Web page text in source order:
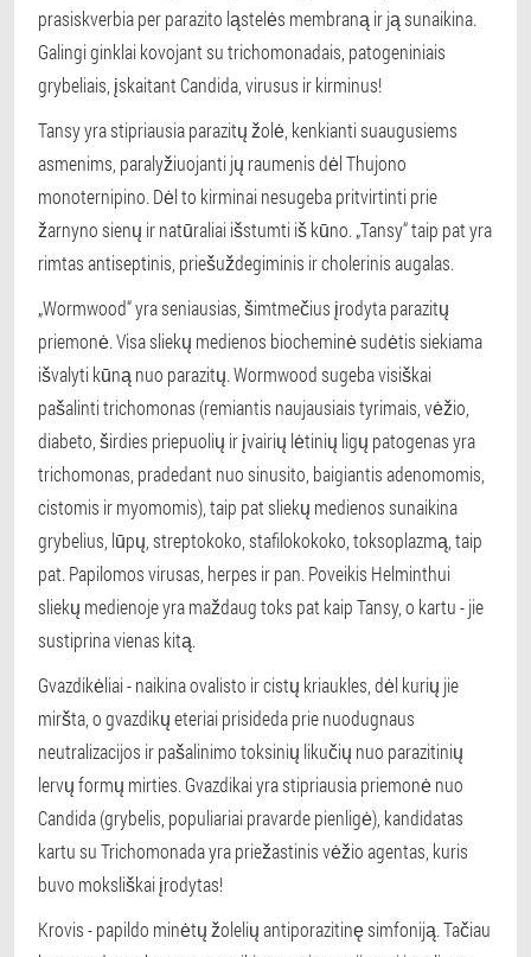
prasiskverbia per parazito ląstelės membraną ir ją sunaikina.
Galingi ginklai kovojant su trichomonadais, patogeniniais
grybeliais, įskaitant Candida, virusus ir kirminus!
Tansy yra stipriausia parazitų žolė, kenkianti suaugusiems
asmenims, paralyžiuojanti jų raumenis dėl Thujono
monoternipino. Dėl to kirminai nesugeba pritvirtinti prie
žarnyno sienų ir natūraliai išstumti iš kūno. „Tansy“ taip pat yra
rimtas antiseptinis, priešuždegiminis ir cholerinis augalas.
„Wormwood“ yra seniausias, šimtmečius įrodyta parazitų
priemonė. Visa sliekų medienos biocheminė sudėtis siekiama
išvalyti kūną nuo parazitų. Wormwood sugeba visiškai
pašalinti trichomonas (remiantis naujausiais tyrimais, vėžio,
diabeto, širdies priepuolių ir įvairių lėtinių ligų patogenas yra
trichomonas, pradedant nuo sinusito, baigiantis adenomomis,
cistomis ir myomomis), taip pat sliekų medienos sunaikina
grybelius, lūpų, streptokoko, stafilokokoko, toksoplazmą, taip
pat. Papilomos virusas, herpes ir pan. Poveikis Helminthui
sliekų medienoje yra maždaug toks pat kaip Tansy, o kartu - jie
sustiprina vienas kitą.
Gvazdikėliai - naikina ovalisto ir cistų kriaukles, dėl kurių jie
miršta, o gvazdikų eteriai prisideda prie nuodugnaus
neutralizacijos ir pašalinimo toksinių likučių nuo parazitinių
lervų formų mirties. Gvazdikai yra stipriausia priemonė nuo
Candida (grybelis, populiariai pravarde pienligė), kandidatas
kartu su Trichomonada yra priežastinis vėžio agentas, kuris
buvo moksliškai įrodytas!
Krovis - papildo minėtų žolelių antiporazitinę simfoniją. Tačiau